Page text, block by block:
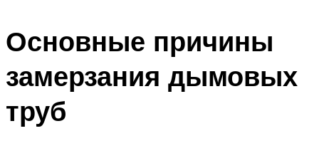
Основные причины
замерзания дымовых
труб